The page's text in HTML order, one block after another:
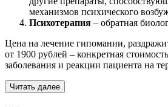
механизмов психического
Психотерапия – обратная
Цена на лечение гипомании,
от 1900 рублей – конкретная
заболевания и реакции пациента на
Читать далее